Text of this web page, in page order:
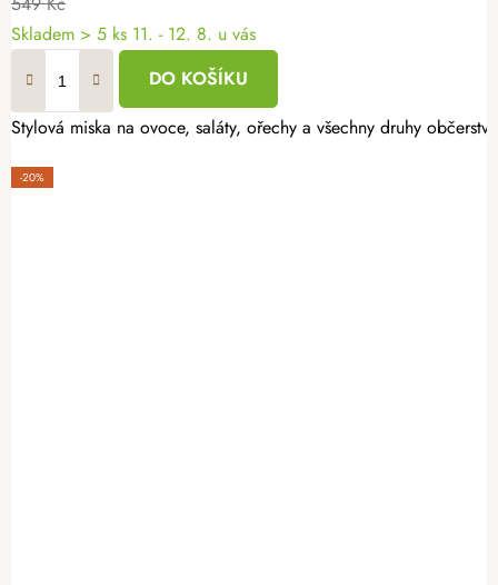
Skladem > 5 ks 11. - 12. 8. u vás
DO KOŠÍKU
Stylová miska na ovoce, saláty, ořechy a všechny druhy
-20%